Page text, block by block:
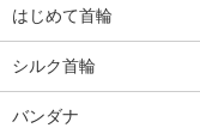
はじめて首輪
シルク首輪
バンダナ